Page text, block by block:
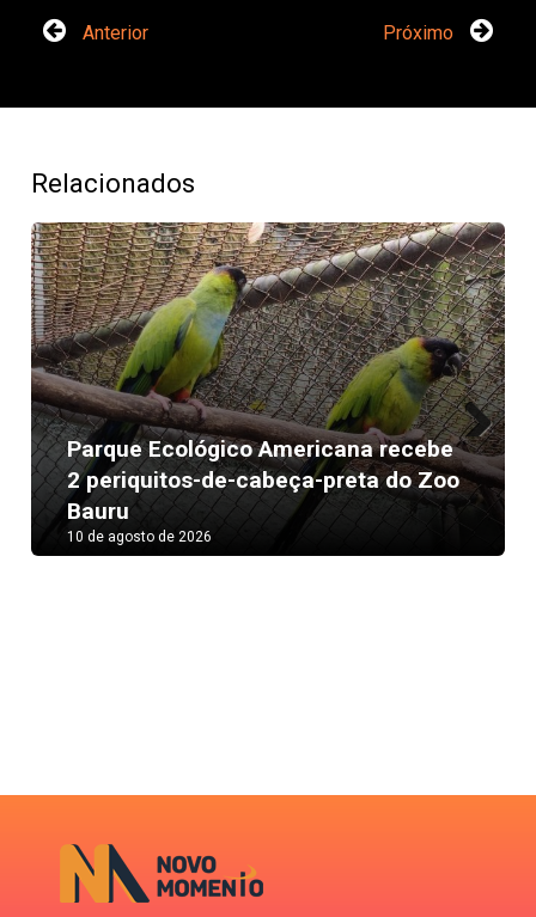
Anterior Próximo
Relacionados
Parque Ecológico Americana recebe
2 periquitos-de-cabeça-preta do Zoo
Bauru
10 de agosto de 2026
Next